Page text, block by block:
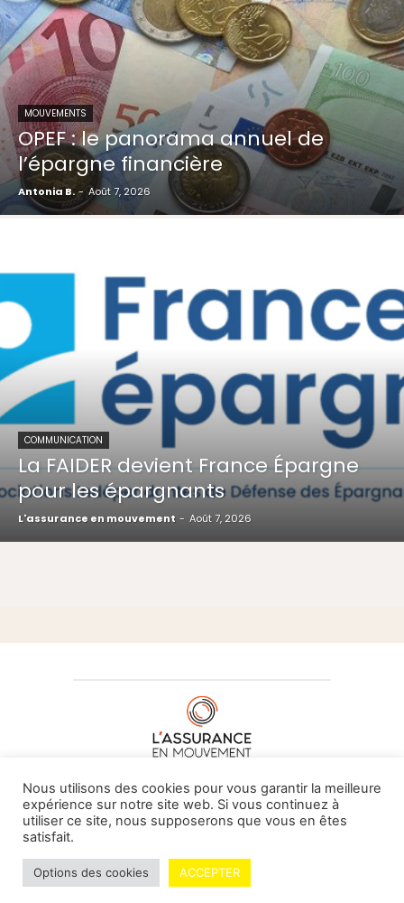
MOUVEMENTS
OPEF : le panorama annuel de
l’épargne financière
Antonia B. - Août 7, 2026
COMMUNICATION
La FAIDER devient France Épargne
pour les épargnants
L'assurance en mouvement - Août 7, 2026
À PROPOS DE NOUS•CONTACT
© L'assurance en mouvement -By Vovoxx Média
Mentions légales Contributeurs
Nous utilisons des cookies pour vous garantir la meilleure
expérience sur notre site web. Si vous continuez à
utiliser ce site, nous supposerons que vous en êtes
satisfait.
Options des cookies ACCEPTER